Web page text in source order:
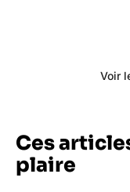
Voir
Ces
plaire